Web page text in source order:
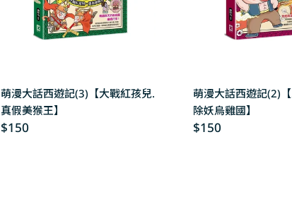
萌漫大話西遊記(3)【大戰紅孩兒.
真假美猴王】
Regular
$150
萌漫大話西遊記(2)
除妖烏雞國】
Regular
$150